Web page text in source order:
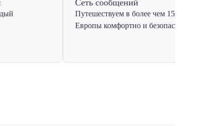
Сеть сообщений
Путешествуем в более чем 15 стран
Европы комфортно и безопасно.